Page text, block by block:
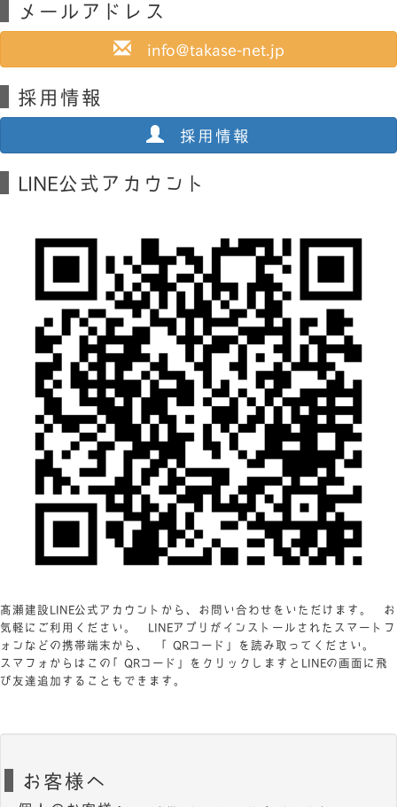
メールアドレス
info@takase-net.jp
採用情報
採用情報
LINE公式アカウント
髙瀬建設LINE公式アカウントから、お問い合わせをいただけます。 お
気軽にご利用ください。 LINEアプリがインストールされたスマートフ
ォンなどの携帯端末から、 「QRコード」を読み取ってください。
スマフォからはこの「QRコード」をクリックしますとLINEの画面に飛
び友達追加することもできます。
お客様へ